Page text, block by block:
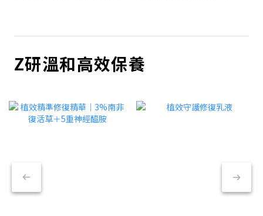
Z研溫和高效保養